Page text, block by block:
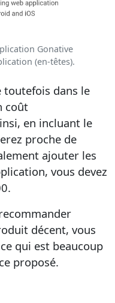
Gonative
(en-têtes).
toutefois dans le
coût
en incluant le
proche de
ajouter les
vous devez
décent, vous
qui est beaucoup
proposé.